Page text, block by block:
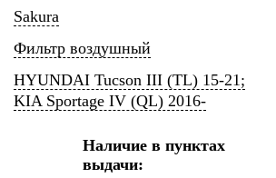
Sakura
Фильтр воздушный
HYUNDAI Tucson III (TL) 15-21;
KIA Sportage IV (QL) 2016-
Наличие в пунктах
выдачи: